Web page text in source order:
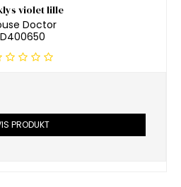
violet lille
Doctor
D400650
PRODUKT